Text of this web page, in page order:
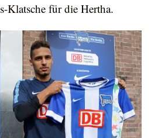
Klatsche für die Hertha.